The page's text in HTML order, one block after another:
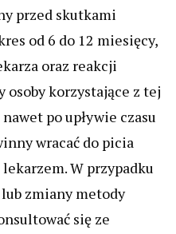
przed skutkami
od 6 do 12 miesięcy,
oraz reakcji
osoby korzystające z tej
po upływie czasu
wracać do picia
W przypadku
zmiany metody
się ze